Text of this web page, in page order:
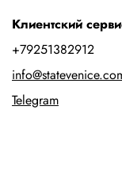
Клиентский
+79251382912
Telegram